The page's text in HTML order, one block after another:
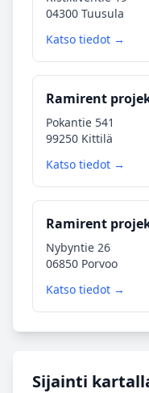
04300 Tuusula
Katso tiedot →
Ramirent
Pokantie 541
99250 Kittilä
Katso tiedot →
Ramirent
Nybyntie 26
06850 Porvoo
Katso tiedot →
Sijainti